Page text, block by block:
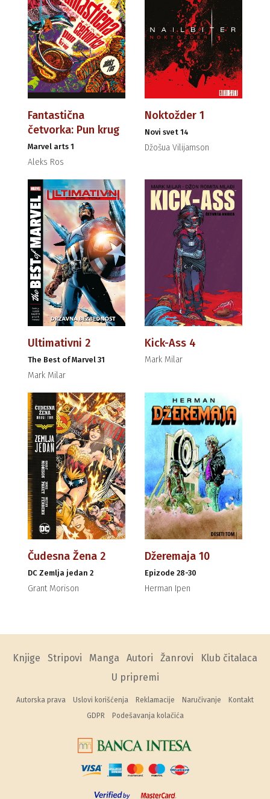
Fantastična
četvorka: Pun krug
Marvel arts 1
Aleks Ros
Noktožder 1
Novi svet 14
Džošua Vilijamson
Ultimativni 2
The Best of Marvel 31
Mark Milar
Kick-Ass 4
Mark Milar
Čudesna Žena 2
DC Zemlja jedan 2
Grant Morison
Džeremaja 10
Epizode 28-30
Herman Ipen
Knjige Stripovi Manga Autori Žanrovi
Klub čitalaca
U pripremi
Autorska prava Uslovi korišćenja Reklamacije Naručivanje
Kontakt
GDPR
Podešavanja kolačića